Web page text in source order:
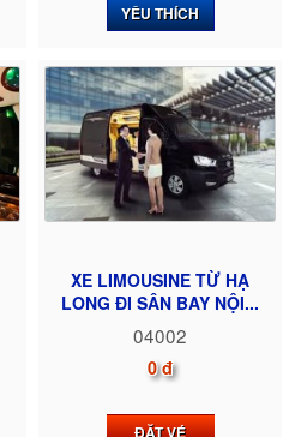
YÊU THÍCH
XE LIMOUSINE TỪ HẠ
LONG ĐI SÂN BAY NỘI...
04002
0 đ
ĐẶT VÉ